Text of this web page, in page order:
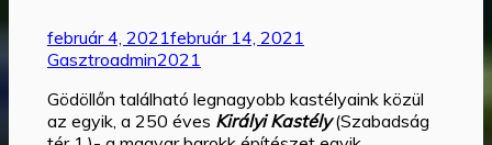
február 4, 2021február 14, 2021
Gasztroadmin2021
Gödöllőn található legnagyobb kastélyaink közül
az egyik, a 250 éves Királyi Kastély(Szabadság